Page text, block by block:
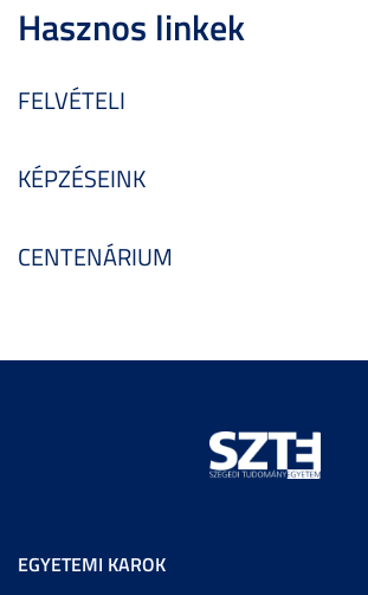
Hasznos linkek
FELVÉTELI
KÉPZÉSEINK
CENTENÁRIUM
EGYETEMI KAROK